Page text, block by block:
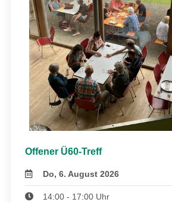
Offener Ü60-Treff
Do, 6. August 2026
14:00 - 17:00 Uhr